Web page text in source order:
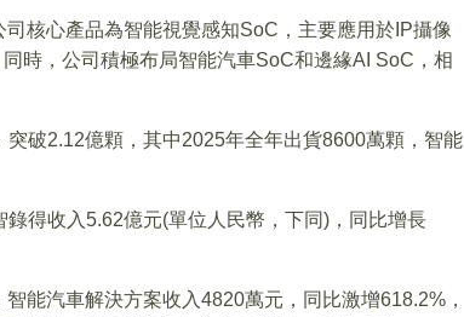
核心產品為智能視覺感知SoC，主要應用於IP攝像
時，公司積極布局智能汽車SoC和邊緣AI SoC，相
破2.12億顆，其中2025年全年出貨8600萬顆，智能
得收入5.62億元(單位人民幣，下同)，同比增長
能汽車解決方案收入4820萬元，同比激增618.2%，